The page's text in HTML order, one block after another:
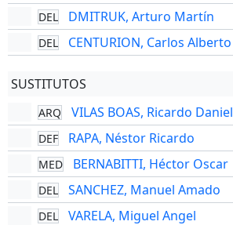
DEL DMITRUK, Arturo Martín
DEL CENTURION, Carlos Alberto
SUSTITUTOS
ARQ VILAS BOAS, Ricardo Daniel
DEF RAPA, Néstor Ricardo
MED BERNABITTI, Héctor Oscar
DEL SANCHEZ, Manuel Amado
DEL VARELA, Miguel Angel